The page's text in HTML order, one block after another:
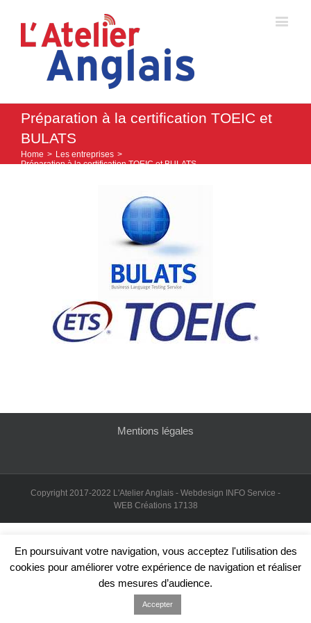
Préparation à la certification TOEIC et
BULATS
Home > Les entreprises >
Préparation à la certification TOEIC et BULATS
Mentions légales
Copyright 2017-2022 L'Atelier Anglais - Webdesign INFO Service -
WEB Créations 17138
En poursuivant votre navigation, vous acceptez l'utilisation des
cookies pour améliorer votre expérience de navigation et réaliser
des mesures d’audience.
Accepter